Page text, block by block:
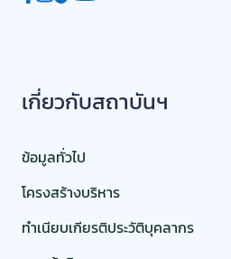
ติดต่อเรา
(+66) 64 058 5137
aias@pnu.ac.th
99 หมู่ 8 ตำบลโคกเคียน อำเภอเมือ